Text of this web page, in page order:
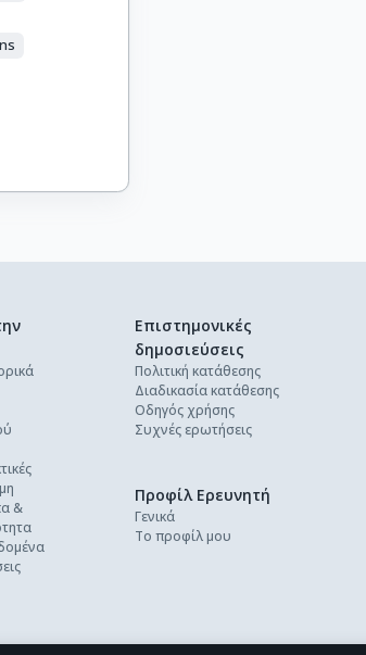
&
Επιστημονικές
δημοσιεύσεις
Πολιτική κατάθεσης
Διαδικασία κατάθεσης
Οδηγός χρήσης
Συχνές ερωτήσεις
Προφίλ Ερευνητή
Γενικά
Το προφίλ μου